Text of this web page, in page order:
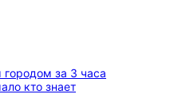
за 3 часа
кто знает